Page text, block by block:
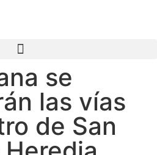
se
las vías
de San